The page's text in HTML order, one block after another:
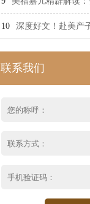
深度好文！赴美产子美
联系我们